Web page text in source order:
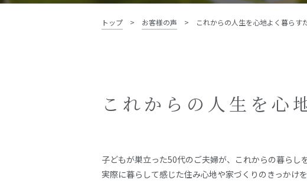
資料請求・お問い合わせ
トップ > お客様の声 > これからの人生を心地よく暮らす
これからの人生を心
子どもが巣立った50代のご夫婦が、これからの暮らし
実際に暮らして感じた住み心地や家づくりのきっかけ